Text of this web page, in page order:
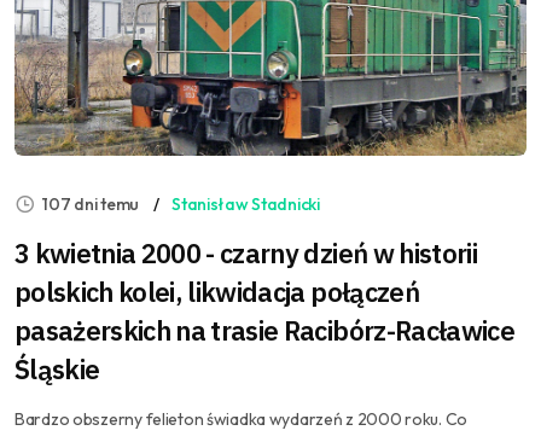
107 dni temu Stanisław Stadnicki
3 kwietnia 2000 - czarny dzień w historii
polskich kolei, likwidacja połączeń
pasażerskich na trasie Racibórz-Racławice
Śląskie
Bardzo obszerny felieton świadka wydarzeń z 2000 roku. Co